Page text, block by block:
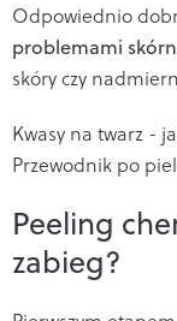
Odpowiednio
problemami
skóry czy
Kwasy na twarz -
Przewodnik po
Peeling
zabieg?